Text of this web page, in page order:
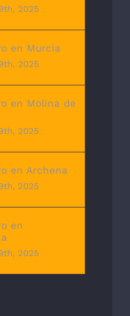
2025
en Murcia
2025
en Molina de
2025
en Archena
2025
en
2025